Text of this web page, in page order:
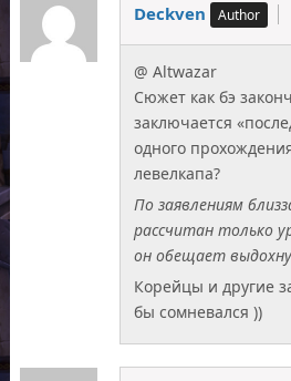
Deckven
@ Altwazar
Сюжет как бэ
заключается
одного
левелкапа?
По заявлениям
рассчитан только
он обещает
Корейцы и другие
бы сомневался ))